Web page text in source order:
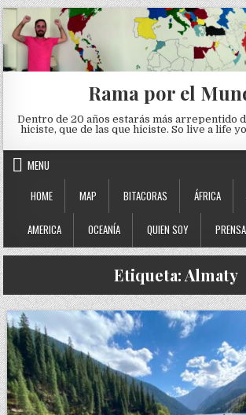
Skip to content
Rama por el
Dentro de 20 años estarás más arrepentido
hiciste, que de las que hiciste. So live a life
MENU
HOME
MAP BITACORAS ÁFRICA
AMERICA OCEANÍA QUIEN SOY PRENSA
Etiqueta:Almaty